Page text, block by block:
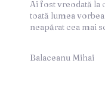
Ai fost vreodată la
toată lumea
neapărat cea mai
Balaceanu Mihai